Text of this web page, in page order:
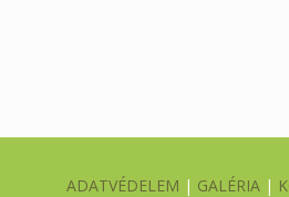
ADATVÉDELEM | GALÉRIA |